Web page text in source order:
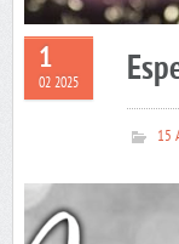
1
02 2025
15